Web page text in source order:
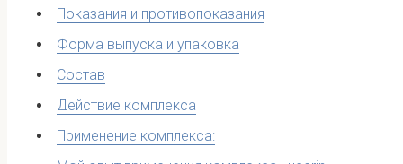
Показания и противопоказания
Форма выпуска и упаковка
Состав
Действие комплекса
Применение комплекса: